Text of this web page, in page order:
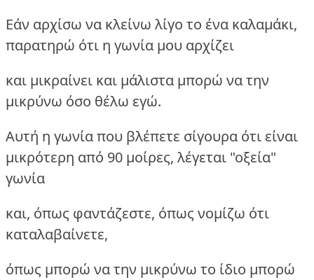
Εάν αρχίσω να κλείνω λίγο το ένα καλαμάκι,
παρατηρώ ότι η γωνία μου αρχίζει
και μικραίνει και μάλιστα μπορώ να την
μικρύνω όσο θέλω εγώ.
Αυτή η γωνία που βλέπετε σίγουρα ότι είναι
μικρότερη από 90 μοίρες, λέγεται "οξεία"
γωνία
και, όπως φαντάζεστε, όπως νομίζω ότι
καταλαβαίνετε,
όπως μπορώ να την μικρύνω το ίδιο μπορώ